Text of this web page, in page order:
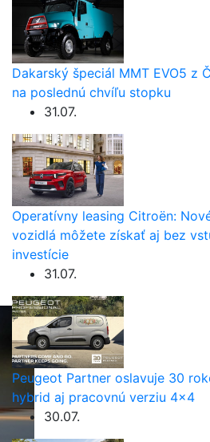
Dakarský špeciál MMT EVO5 z
na poslednú chvíľu stopku
31.07.
Operatívny leasing Citroën:
vozidlá môžete získať aj bez
investície
31.07.
Peugeot Partner oslavuje 30
hybrid aj pracovnú verziu 4×4
30.07.